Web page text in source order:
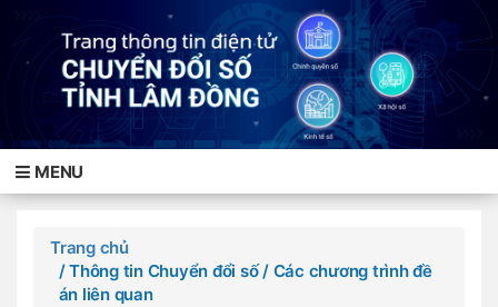
MENU
Trang chủ
/ Thông tin Chuyển đổi số/ Các chương trình đề
án liên quan